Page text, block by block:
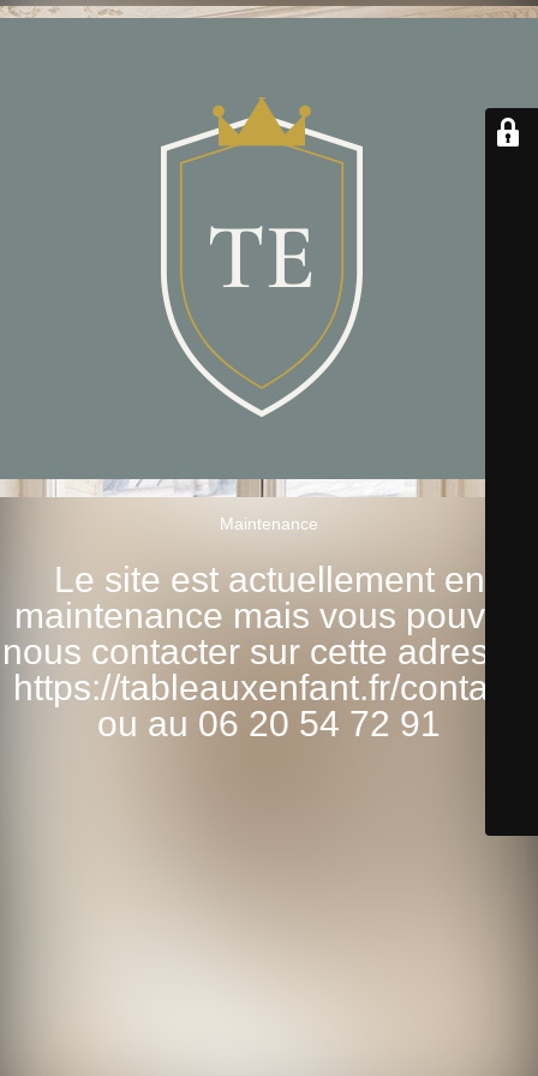
Maintenance
Le site est actuellement en
maintenance mais vous pouvez
nous contacter sur cette adresse:
https://tableauxenfant.fr/contact/
ou au 06 20 54 72 91